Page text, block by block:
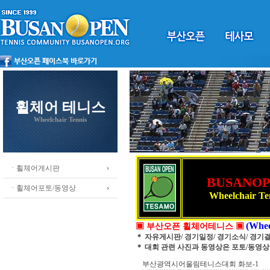
휠체어 테니스
Wheelchair Tennis
ㆍ휠체어게시판
ㆍ휠체어포토/동영상
Wheelchair
▣ 부산오픈 휠체어테니스 ▣
＊ 자유게시판/ 경기일정/ 경기소식/ 경기
＊ 대회 관련 사진과 동영상은 포토/동영
부산광역시어울림테니스대회 화보-1